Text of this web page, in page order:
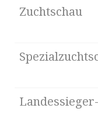
Zuchtschau